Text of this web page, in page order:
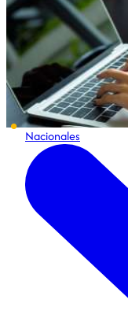
Nacionales